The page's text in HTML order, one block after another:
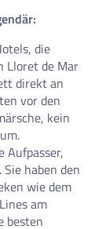
die
Lloret de Mar
direkt an
vor den
kein
Aufpasser,
haben den
wie dem
am
besten